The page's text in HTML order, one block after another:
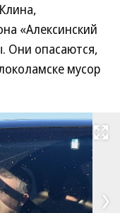
«Алексинский
Они опасаются,
мусор
Развернуть